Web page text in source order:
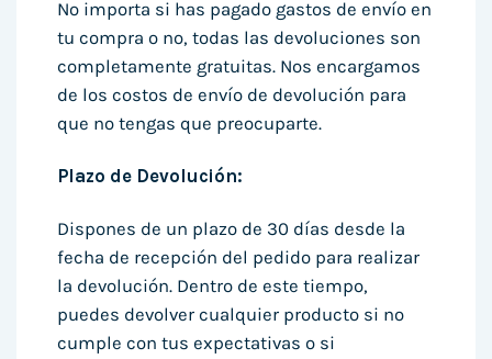
No importa si has pagado gastos de envío en
tu compra o no, todas las devoluciones son
completamente gratuitas. Nos encargamos
de los costos de envío de devolución para
que no tengas que preocuparte.
Plazo de Devolución:
Dispones de un plazo de 30 días desde la
fecha de recepción del pedido para realizar
la devolución. Dentro de este tiempo,
puedes devolver cualquier producto si no
cumple con tus expectativas o si